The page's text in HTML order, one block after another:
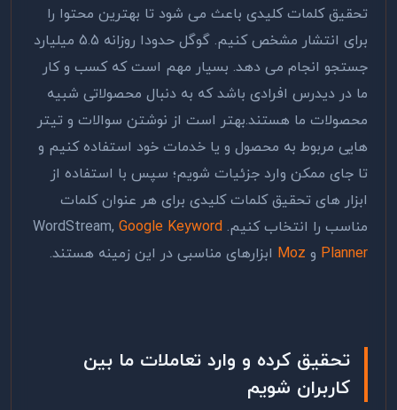
تحقیق کلمات کلیدی باعث می شود تا بهترین محتوا را
برای انتشار مشخص کنیم. گوگل حدودا روزانه 5.5 میلیارد
جستجو انجام می دهد. بسیار مهم است که کسب و کار
ما در دیدرس افرادی باشد که به دنبال محصولاتی شبیه
محصولات ما هستند.بهتر است از نوشتن سوالات و تیتر
هایی مربوط به محصول و یا خدمات خود استفاده کنیم و
تا جای ممکن وارد جزئیات شویم؛ سپس با استفاده از
ابزار های تحقیق کلمات کلیدی برای هر عنوان کلمات
مناسب را انتخاب کنیم. WordStream, Google Keyword
Planner و Moz ابزارهای مناسبی در این زمینه هستند.
تحقیق کرده و وارد تعاملات ما بین
کاربران شویم